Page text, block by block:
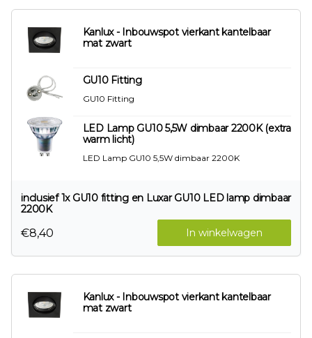
Kanlux - Inbouwspot vierkant kantelbaar
mat zwart
GU10 Fitting
GU10 Fitting
LED Lamp GU10 5,5W dimbaar 2200K (extra
warm licht)
LED Lamp GU10 5,5W dimbaar 2200K
inclusief 1x GU10 fitting en Luxar GU10 LED lamp dimbaar
2200K
In winkelwagen
€8,40
Kanlux - Inbouwspot vierkant kantelbaar
mat zwart